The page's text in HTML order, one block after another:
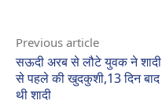
Previous article
सऊदी अरब से लौटे युवक ने शादी
से पहले की खुदकुशी,13 दिन बाद
थी शादी